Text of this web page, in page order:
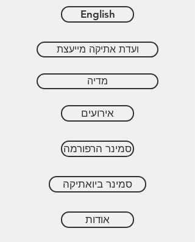
English
ועדת אתיקה מייעצת
מדיה
אירועים
סמינר הרפורמה
סמינר ביואתיקה
אודות